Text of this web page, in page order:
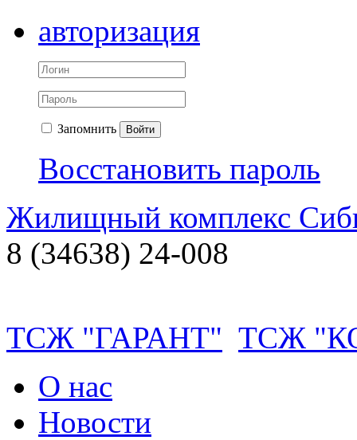
авторизация
Запомнить Войти
Восстановить пароль
Жилищный комплекс
8 (34638) 24-008
ТСЖ "ГАРАНТ" ТСЖ
О нас
Новости